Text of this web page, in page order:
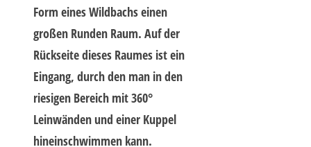
Form eines Wildbachs einen
großen Runden Raum. Auf der
Rückseite dieses Raumes ist ein
Eingang, durch den man in den
riesigen Bereich mit 360°
Leinwänden und einer Kuppel
hineinschwimmen kann.